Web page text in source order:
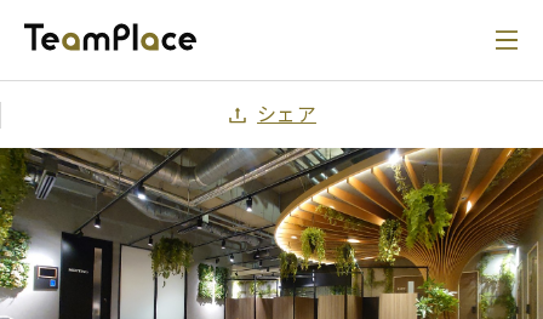
シェア